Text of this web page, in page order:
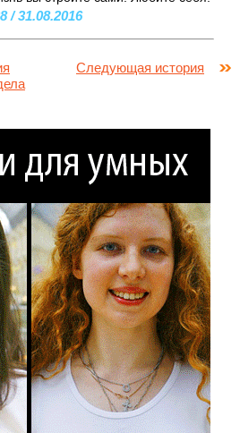
/ 31.08.2016
Следующая история